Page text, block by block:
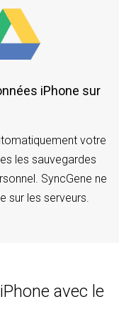
votre
les sauvegardes
SyncGene ne
sur les serveurs.
avec le